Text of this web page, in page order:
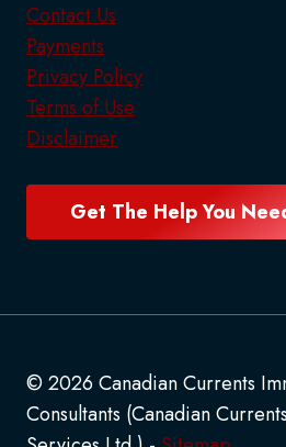
Contact Us
Payments
Privacy Policy
Terms of Use
Disclaimer
Get The Help You
© 2026 Canadian Currents
Consultants (Canadian